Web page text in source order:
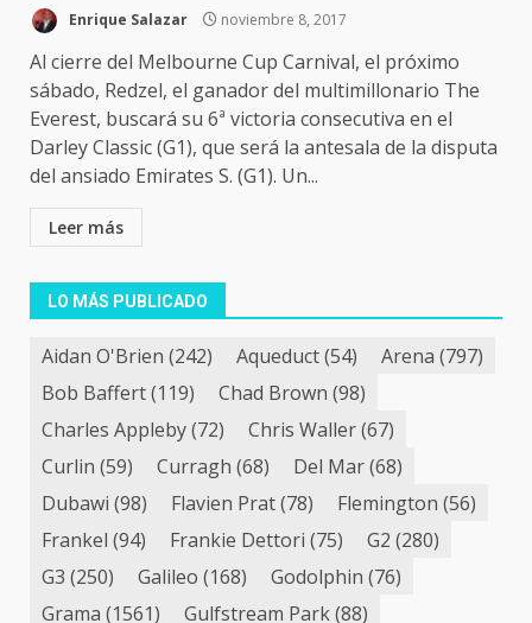
Enrique Salazar noviembre 8, 2017
Al cierre del Melbourne Cup Carnival, el próximo
sábado, Redzel, el ganador del multimillonario The
Everest, buscará su 6ª victoria consecutiva en el
Darley Classic (G1), que será la antesala de la disputa
del ansiado Emirates S. (G1). Un...
Leer más
LO MÁS PUBLICADO
Aidan O'Brien (242) Aqueduct(54) Arena (797)
Bob Baffert(119) Chad Brown (98)
Charles Appleby(72) Chris Waller(67)
Curlin (59) Curragh (68) Del Mar(68)
Dubawi (98) Flavien Prat(78) Flemington (56)
Frankel (94) Frankie Dettori (75) G2 (280)
G3 (250) Galileo (168) Godolphin (76)
Grama (1561) Gulfstream Park(88)